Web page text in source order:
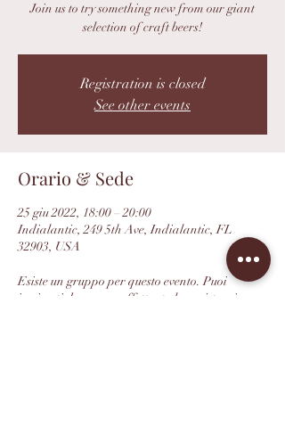
Join us to try something new from our giant
selection of craft beers!
Registration is closed
See other events
Orario & Sede
25 giu 2022, 18:00 – 20:00
Indialantic, 249 5th Ave, Indialantic, FL
32903, USA
Esiste un gruppo per questo evento. Puoi
iscriverti dopo aver effettuato la registrazione